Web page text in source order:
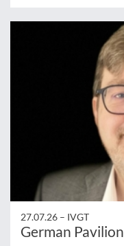
27.07.26 – IVGT
German